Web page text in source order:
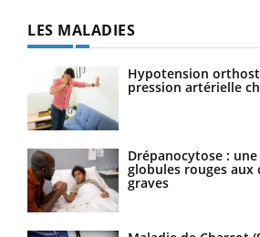
LES MALADIES
Hypotension
pression artérielle
Drépanocytose :
globules rouges aux
graves